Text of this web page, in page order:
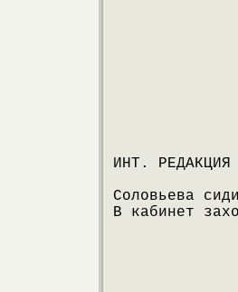
ИНТ.
Соловьева
В кабинет